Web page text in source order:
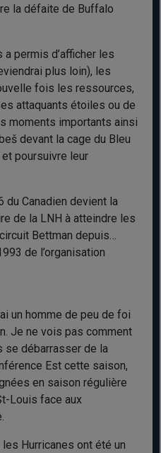
la défaite de Buffalo
permis d’afficher les
plus loin), les
fois les ressources,
attaquants étoiles ou de
moments importants ainsi
devant la cage du Bleu
et poursuivre leur
du Canadien devient la
de la LNH à atteindre les
Bettman depuis…
de l’organisation
un homme de peu de foi
Je ne vois pas comment
se débarrasser de la
Est cette saison,
en saison régulière
Louis face aux
Hurricanes ont été un